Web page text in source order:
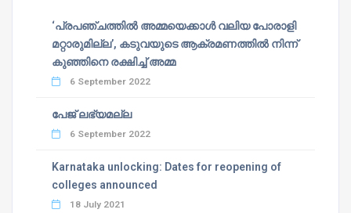
‘പ്രപഞ്ചത്തില്‍ അമ്മയെക്കാള്‍ വലിയ പോരാളി
മറ്റാരുമില്ല’, കടുവയുടെ ആക്രമണത്തില്‍ നിന്ന്
കുഞ്ഞിനെ രക്ഷിച്ച് അമ്മ
6 September 2022
പേജ് ലഭ്യമല്ല
6 September 2022
Karnataka unlocking: Dates for reopening of
colleges announced
18 July 2021